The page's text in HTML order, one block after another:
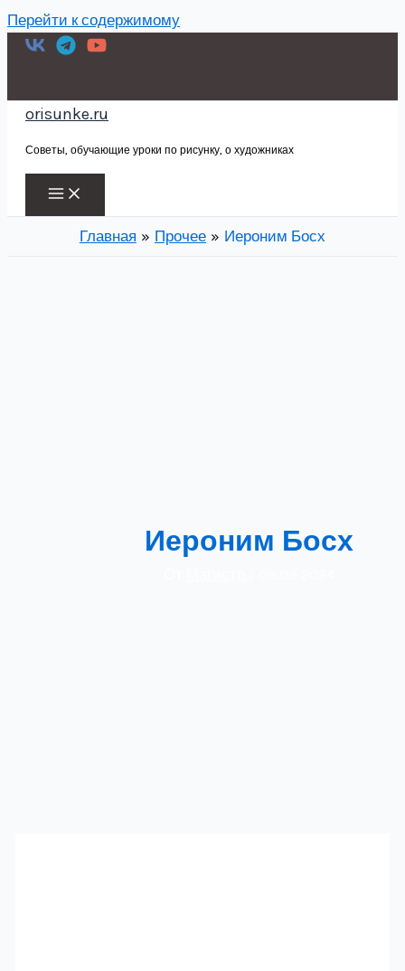
Перейти к содержимому
orisunke.ru
Советы, обучающие уроки по рисунку, о художниках
Главная Прочее Иероним Босх
Иероним Босх